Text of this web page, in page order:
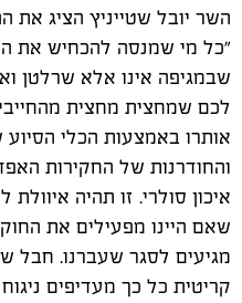
השר יובל שטייניץ הציג
"כל מי שמנסה להכחיש את
שבמגיפה אינו אלא שרלטן
לכם שמחצית מחצית
אותרו באמצעות הכלי
והחודרנות של החקירות
איכון סולרי. זו תהיה
שאם היינו מפעילים את
מגיעים לסגר שעברנו. חבל
קריטית כל כך מעדיפים